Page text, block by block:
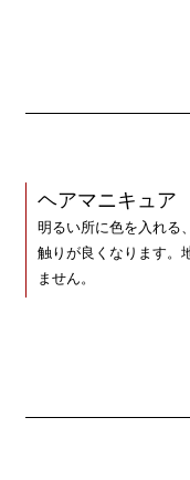
ヘアマニキュア
明るい所に色を入れる
触りが良くなります。
ません。